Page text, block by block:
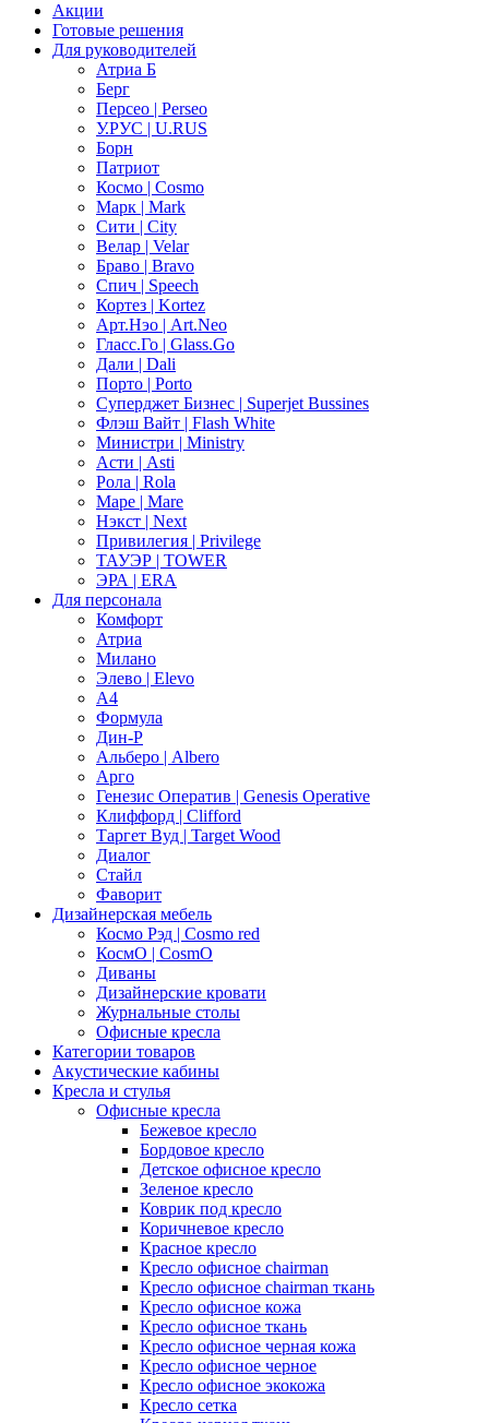
Акции
Готовые решения
Для руководителей
Атриа Б
Берг
Персео | Perseo
У.РУС | U.RUS
Борн
Патриот
Космо | Cosmo
Марк | Mark
Сити | City
Велар | Velar
Браво | Bravo
Спич | Speech
Кортез | Kortez
Арт.Нэо | Art.Neo
Гласс.Го | Glass.Go
Дали | Dali
Порто | Porto
Суперджет Бизнес | Superjet Bussines
Флэш Вайт | Flash White
Министри | Ministry
Асти | Asti
Рола | Rola
Маре | Mare
Нэкст | Next
Привилегия | Privilege
ТАУЭР | TOWER
ЭРА | ERA
Для персонала
Комфорт
Атриа
Милано
Элево | Elevo
А4
Формула
Дин-Р
Альберо | Albero
Арго
Генезис Оператив | Genesis Operative
Клиффорд | Clifford
Таргет Вуд | Target Wood
Диалог
Стайл
Фаворит
Дизайнерская мебель
Космо Рэд | Cosmo red
КосмО | CosmO
Диваны
Дизайнерские кровати
Журнальные столы
Офисные кресла
Категории товаров
Акустические кабины
Кресла и стулья
Офисные кресла
Бежевое кресло
Бордовое кресло
Детское офисное кресло
Зеленое кресло
Коврик под кресло
Коричневое кресло
Красное кресло
Кресло офисное chairman
Кресло офисное chairman ткань
Кресло офисное кожа
Кресло офисное ткань
Кресло офисное черная кожа
Кресло офисное черное
Кресло офисное экокожа
Кресло сетка